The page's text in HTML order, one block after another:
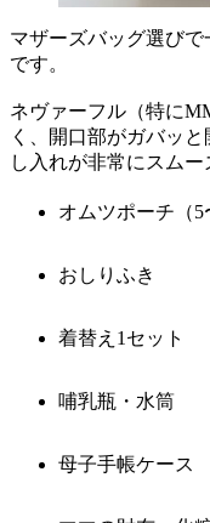
マザーズバッグ選び
です。
ネヴァーフル（特に
く、開口部がガバッ
し入れが非常にスムー
オムツポーチ（5
おしりふき
着替え1セット
哺乳瓶・水筒
母子手帳ケース